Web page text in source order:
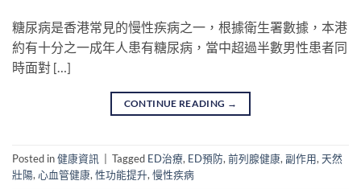
糖尿病是香港常見的慢性疾病之一，根據衛生署數據，本港
約有十分之一成年人患有糖尿病，當中超過半數男性患者同
時面對 […]
CONTINUE READING →
Posted in健康資訊 Tagged ED治療, ED預防, 前列腺健康, 副作用, 天然
壯陽, 心血管健康, 性功能提升, 慢性疾病